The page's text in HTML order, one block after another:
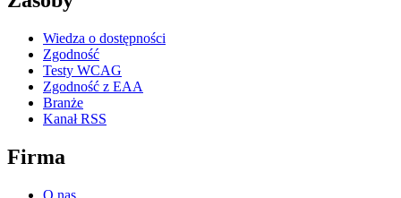
Wiedza o dostępności
Zgodność
Testy WCAG
Zgodność z EAA
Branże
Kanał RSS
Firma
O nas